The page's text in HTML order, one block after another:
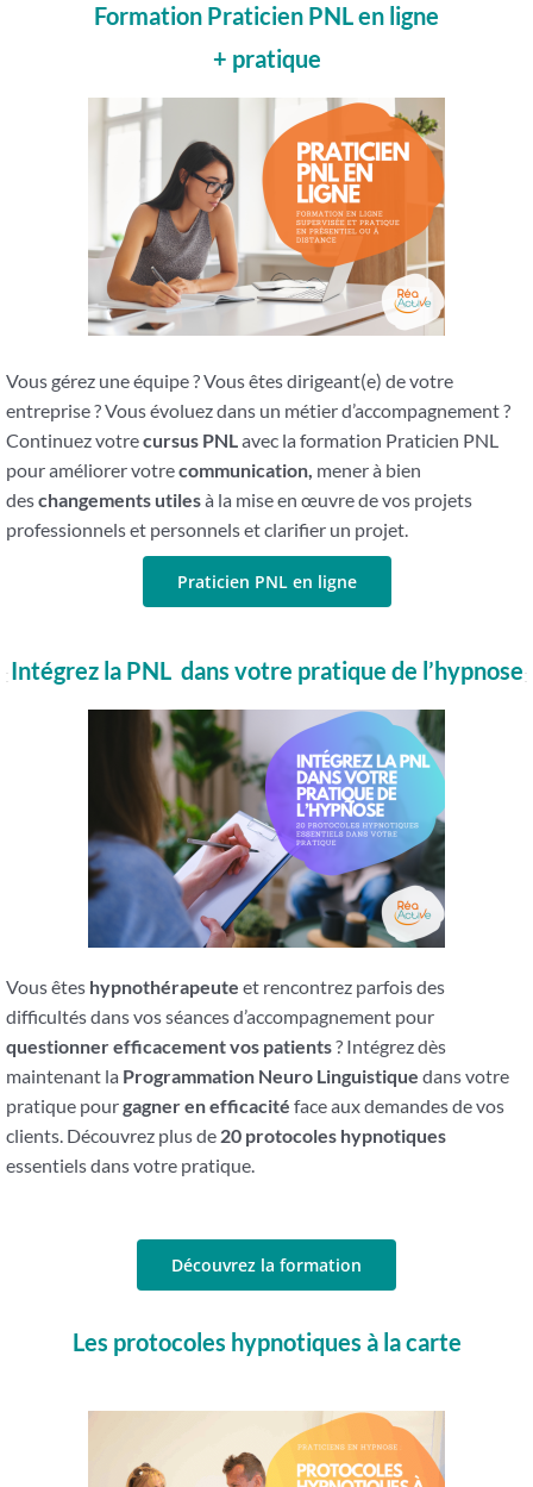
Formation Praticien PNL en ligne
+ pratique
Vous gérez une équipe ? Vous êtes dirigeant(e) de votre
entreprise ? Vous évoluez dans un métier d’accompagnement ?
Continuez votrecursus PNLavec la formation Praticien PNL
pour améliorer votrecommunication, mener à bien
deschangements utilesà la mise en œuvre de vos projets
professionnels et personnels et clarifier un projet.
Praticien PNL en ligne
Intégrez la PNL dans votre pratique de l’hypnose
Vous êtes hypnothérapeute et rencontrez parfois des
difficultés dans vos séances d’accompagnement pour
questionner efficacement vos patients? Intégrez dès
maintenant la Programmation Neuro Linguistique dans votre
pratique pourgagner en efficacité face aux demandes de vos
clients. Découvrez plus de 20 protocoles hypnotiques
essentiels dans votre pratique.
Découvrez la formation
Les protocoles hypnotiques à la carte